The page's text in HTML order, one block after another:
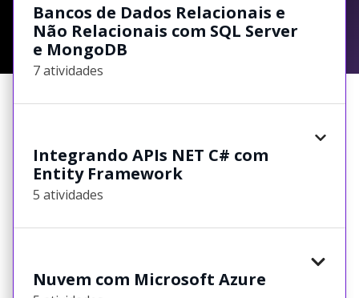
Bancos de Dados Relacionais e
Não Relacionais com SQL Server
e MongoDB
7 atividades
Integrando APIs NET C# com
Entity Framework
5 atividades
Nuvem com Microsoft Azure